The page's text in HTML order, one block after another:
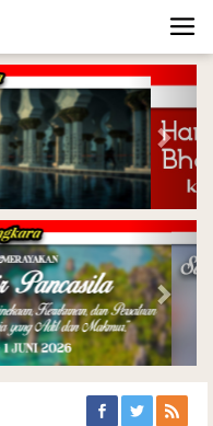
Next
Next